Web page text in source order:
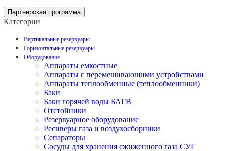
Партнерская программа
Категории
Вертикальные резервуары
Горизонтальные резервуары
Оборудование
Аппараты емкостные
Аппараты с перемешивающими устройствами
Аппараты теплообменные (теплообменники)
Баки
Баки горячей воды БАГВ
Отстойники
Резервуарное оборудование
Ресиверы газа и воздухосборники
Сепараторы
Сосуды для хранения сжиженного газа СУГ